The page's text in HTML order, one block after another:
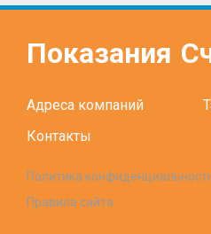
Показания
Адреса компаний
Контакты
Политика
Правила сайта